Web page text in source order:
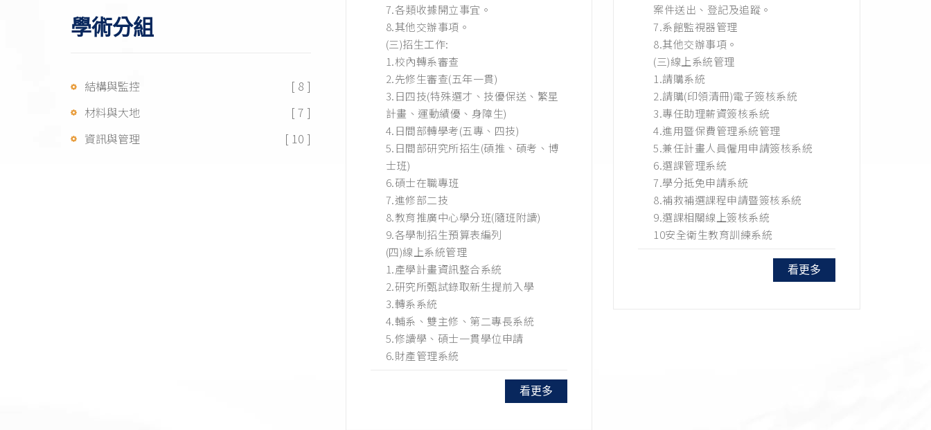
7.各類收據開立事宜。
8.其他交辦事項。
(三)招生工作:
1.校內轉系審查
2.先修生審查(五年一貫)
3.日四技(特殊選才、技優保送、繁星
計畫、運動績優、身障生)
4.日間部轉學考(五專、四技)
5.日間部研究所招生(碩推、碩考、博
士班)
6.碩士在職專班
7.進修部二技
8.教育推廣中心學分班(隨班附讀)
9.各學制招生預算表編列
(四)線上系統管理
1.產學計畫資訊整合系統
2.研究所甄試錄取新生提前入學
3.轉系系統
4.輔系、雙主修、第二專長系統
5.修讀學、碩士一貫學位申請
6.財產管理系統
看更多
案件送出、登記及追蹤。
7.系館監視器管理
8.其他交辦事項。
(三)線上系統管理
1.請購系統
2.請購(印領清冊)電子簽核系統
3.專任助理薪資簽核系統
4.進用暨保費管理系統管理
5.兼任計畫人員僱用申請簽核系統
6.選課管理系統
7.學分抵免申請系統
8.補救補選課程申請暨簽核系統
9.選課相關線上簽核系統
10安全衛生教育訓練系統
看更多
學術分組
結構與監控
[ 8 ]
材料與大地
[ 7 ]
資訊與管理
[ 10 ]